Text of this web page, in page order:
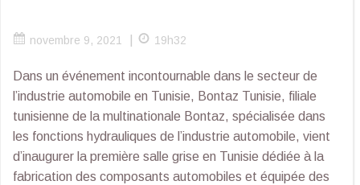
novembre 9, 2021 19h32
Dans un événement incontournable dans le secteur de
l’industrie automobile en Tunisie, Bontaz Tunisie, filiale
tunisienne de la multinationale Bontaz, spécialisée dans
les fonctions hydrauliques de l’industrie automobile, vient
d’inaugurer la première salle grise en Tunisie dédiée à la
fabrication des composants automobiles et équipée des